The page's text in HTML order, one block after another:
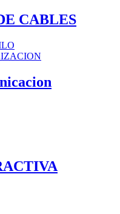
CABLES